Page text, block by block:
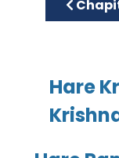
Article
Hare